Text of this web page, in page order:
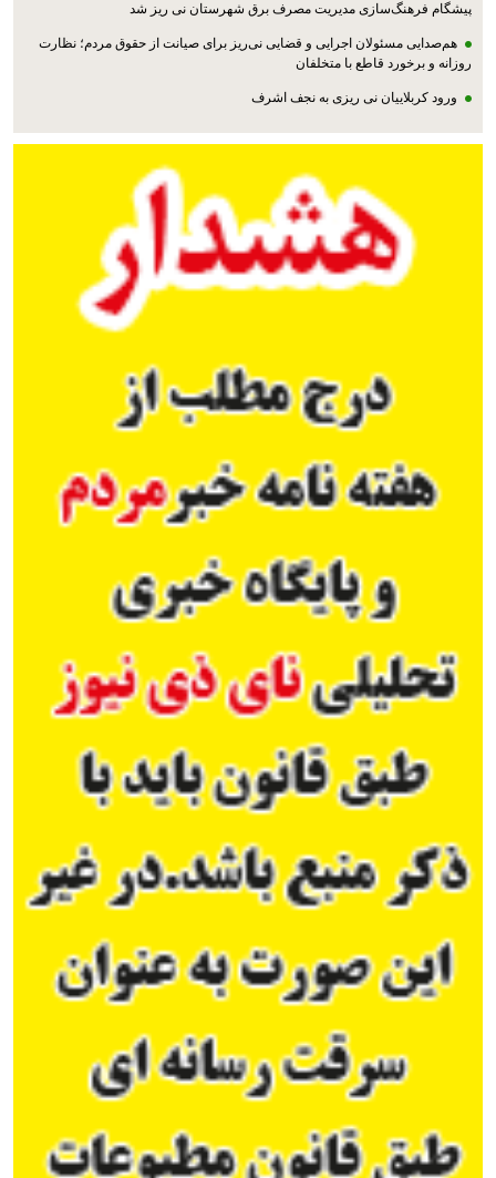
پیشگام فرهنگ‌سازی مدیریت مصرف برق شهرستان نی ریز شد
هم‌صدایی مسئولان اجرایی و قضایی نی‌ریز برای صیانت از حقوق مردم؛ نظارت
روزانه و برخورد قاطع با متخلفان
ورود کربلاییان نی ریزی به نجف اشرف